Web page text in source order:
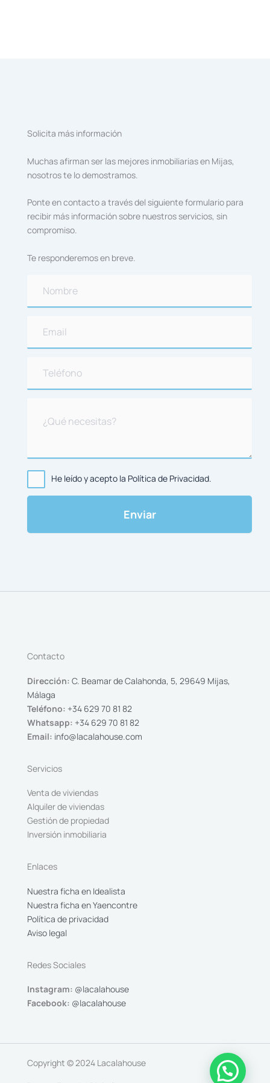
Solicita más información
Muchas afirman ser las mejores inmobiliarias en Mijas,
nosotros te lo demostramos.
Ponte en contacto a través del siguiente formulario para
recibir más información sobre nuestros servicios, sin
compromiso.
Te responderemos en breve.
He leído y acepto la Política de Privacidad.
Contacto
Dirección: C. Beamar de Calahonda, 5, 29649 Mijas,
Málaga
Teléfono: +34 629 70 81 82
Whatsapp: +34 629 70 81 82
Email: info@lacalahouse.com
Servicios
Venta de viviendas
Alquiler de viviendas
Gestión de propiedad
Inversión inmobiliaria
Enlaces
Nuestra ficha en Idealista
Nuestra ficha en Yaencontre
Política de privacidad
Aviso legal
Redes Sociales
Instagram: @lacalahouse
Facebook: @lacalahouse
Copyright © 2024 Lacalahouse